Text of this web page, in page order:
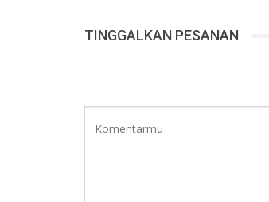
TINGGALKAN PESANAN